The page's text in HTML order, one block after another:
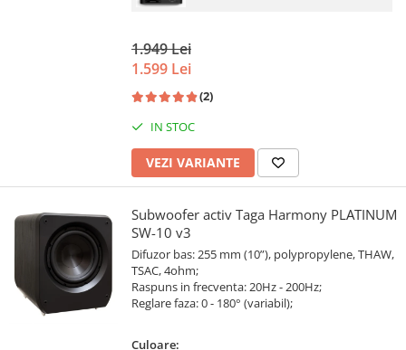
1.949 Lei
1.599 Lei
(2)
IN STOC
VEZI VARIANTE
Subwoofer activ Taga Harmony PLATINUM
SW-10 v3
Difuzor bas: 255 mm (10”), polypropylene, THAW,
TSAC, 4ohm;
Raspuns in frecventa: 20Hz - 200Hz;
Reglare faza: 0 - 180° (variabil);
Culoare: